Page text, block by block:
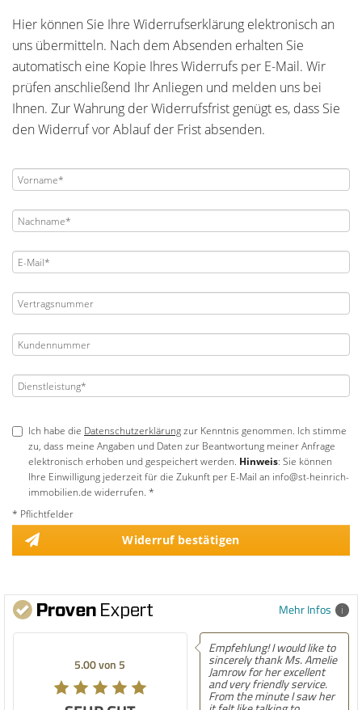
Hier können Sie Ihre Widerrufserklärung elektronisch an
uns übermitteln. Nach dem Absenden erhalten Sie
automatisch eine Kopie Ihres Widerrufs per E-Mail. Wir
prüfen anschließend Ihr Anliegen und melden uns bei
Ihnen. Zur Wahrung der Widerrufsfrist genügt es, dass Sie
den Widerruf vor Ablauf der Frist absenden.
Ich habe die Datenschutzerklärungzur Kenntnis genommen. Ich stimme
zu, dass meine Angaben und Daten zur Beantwortung meiner Anfrage
elektronisch erhoben und gespeichert werden. Hinweis: Sie können
Ihre Einwilligung jederzeit für die Zukunft per E-Mail an info@st-heinrich-
immobilien.de widerrufen. *
* Pflichtfelder
Widerruf bestätigen
Mehr Infos
5.00 von 5
Empfehlung! I would like to
sincerely thank Ms. Amelie
Jamrow for her excellent
and very friendly service.
From the minute I saw her